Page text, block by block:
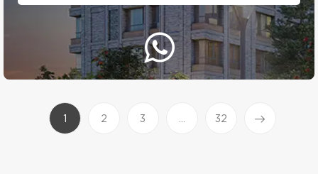
(current)
2 3 32